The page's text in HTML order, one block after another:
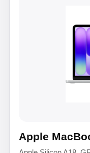
Apple